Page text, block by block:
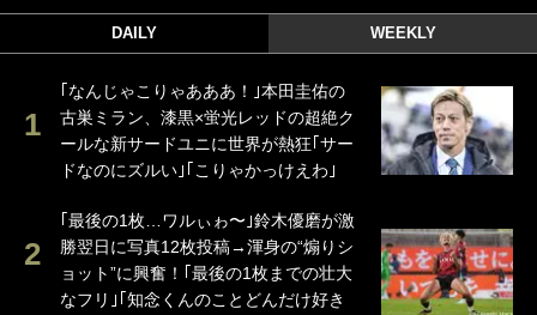
DAILY WEEKLY
｢なんじゃこりゃあああ！｣本田圭佑の
古巣ミラン、漆黒×蛍光レッドの超絶ク
ールな新サードユニに世界が熱狂｢サー
ドなのにズルい｣｢こりゃかっけえわ｣
｢最後の1枚…ワルぃゎ〜｣鈴木優磨が激
勝翌日に写真12枚投稿→渾身の“煽りシ
ョット”に興奮！｢最後の1枚までの壮大
なフリ｣｢知念くんのことどんだけ好き